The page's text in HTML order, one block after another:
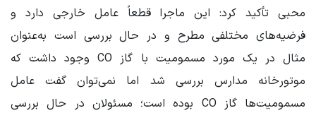
محبی تأکید کرد: این ماجرا قطعاً عامل خارجی دارد و
فرضیه‌های مختلفی مطرح و در حال بررسی است به‌عنوان
مثال در یک مورد مسمومیت با گاز CO وجود داشت که
موتورخانه مدارس بررسی شد اما نمی‌توان گفت عامل
مسمومیت‌ها گاز CO بوده است؛ مسئولان در حال بررسی